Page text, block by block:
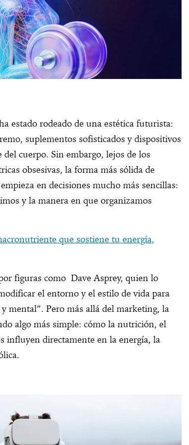
estado rodeado de una estética futurista:
suplementos sofisticados y dispositivos
cuerpo. Sin embargo, lejos de los
obsesivas, la forma más sólida de
en decisiones mucho más sencillas:
y la manera en que organizamos
que sostiene tu energía,
figuras como Dave Asprey, quien lo
el entorno y el estilo de vida para
mental”. Pero más allá del marketing, la
algo más simple: cómo la nutrición, el
influyen directamente en la energía, la